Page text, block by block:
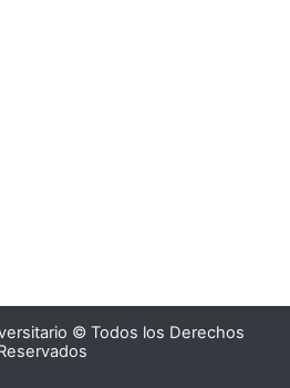
© Todos los Derechos